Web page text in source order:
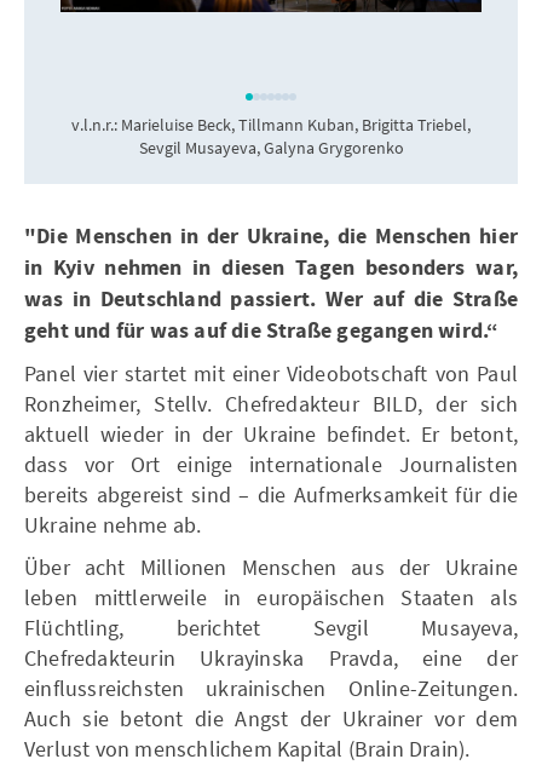
v.l.n.r.: Marieluise Beck, Tillmann Kuban, Brigitta Triebel,
Sevgil Musayeva, Galyna Grygorenko
"Die Menschen in der Ukraine, die Menschen hier
in Kyiv nehmen in diesen Tagen besonders war,
was in Deutschland passiert. Wer auf die Straße
geht und für was auf die Straße gegangen wird.“
Panel vier startet mit einer Videobotschaft von Paul
Ronzheimer, Stellv. Chefredakteur BILD, der sich
aktuell wieder in der Ukraine befindet. Er betont,
dass vor Ort einige internationale Journalisten
bereits abgereist sind – die Aufmerksamkeit für die
Ukraine nehme ab.
Über acht Millionen Menschen aus der Ukraine
leben mittlerweile in europäischen Staaten als
Flüchtling, berichtet Sevgil Musayeva,
Chefredakteurin Ukrayinska Pravda, eine der
einflussreichsten ukrainischen Online-Zeitungen.
Auch sie betont die Angst der Ukrainer vor dem
Verlust von menschlichem Kapital (Brain Drain).